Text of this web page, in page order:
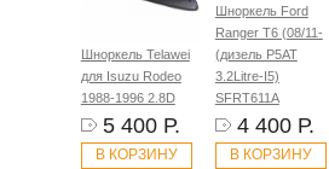
Шноркель Telawei
для Isuzu Rodeo
1988-1996 2.8D
5 400 Р.
В КОРЗИНУ
Шноркель Ford
Ranger T6 (08/11-
(дизель P5AT
3.2Litre-I5)
SFRT611A
4 400 Р.
В КОРЗИНУ